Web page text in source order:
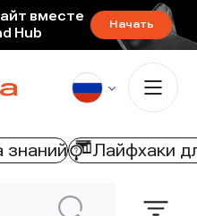
вместе
Hub
Начать
знаний Лайфхаки